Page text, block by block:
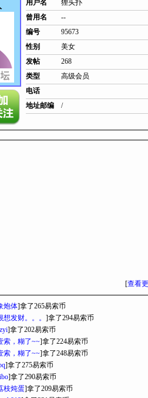
用户名
狸头扑
曾用名
--
编号
95673
性别
美女
发帖
268
类型
高级会员
电话
地址邮编
/
[查看
炮体]拿了265易索币
想发财。。。 ]拿了294易索币
]拿了202易索币
索，糊了~~]拿了224易索币
索，糊了~~]拿了248易索币
]拿了275易索币
]拿了290易索币
枝炖蛋]拿了209易索币